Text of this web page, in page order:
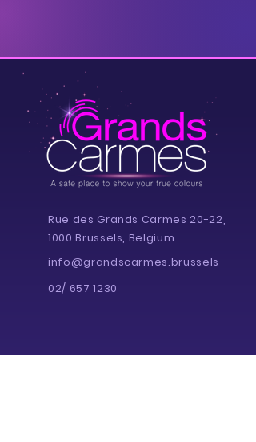
Rue des Grands Carmes 20-22,
1000 Brussels, Belgium
info@grandscarmes.brussels
02/ 657 1230